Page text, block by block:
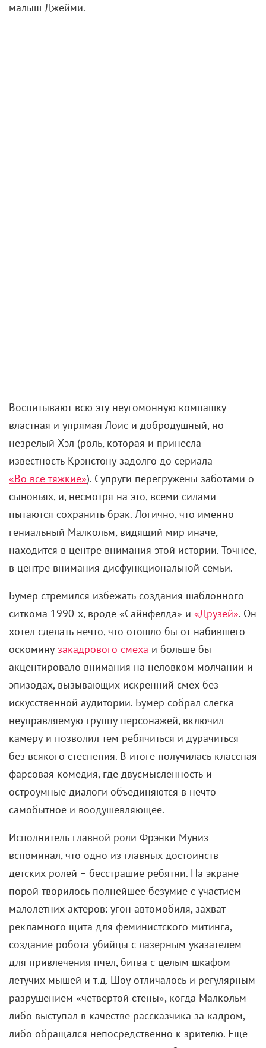
малыш Джейми.
Воспитывают всю эту неугомонную компашку
властная и упрямая Лоис и добродушный, но
незрелый Хэл (роль, которая и принесла
известность Крэнстону задолго до сериала
«Во все тяжкие»). Супруги перегружены заботами о
сыновьях, и, несмотря на это, всеми силами
пытаются сохранить брак. Логично, что именно
гениальный Малкольм, видящий мир иначе,
находится в центре внимания этой истории. Точнее,
в центре внимания дисфункциональной семьи.
Бумер стремился избежать создания шаблонного
ситкома 1990-х, вроде «Сайнфелда» и «Друзей». Он
хотел сделать нечто, что отошло бы от набившего
оскомину закадрового смеха и больше бы
акцентировало внимания на неловком молчании и
эпизодах, вызывающих искренний смех без
искусственной аудитории. Бумер собрал слегка
неуправляемую группу персонажей, включил
камеру и позволил тем ребячиться и дурачиться
без всякого стеснения. В итоге получилась классная
фарсовая комедия, где двусмысленность и
остроумные диалоги объединяются в нечто
самобытное и воодушевляющее.
Исполнитель главной роли Фрэнки Муниз
вспоминал, что одно из главных достоинств
детских ролей – бесстрашие ребятни. На экране
порой творилось полнейшее безумие с участием
малолетних актеров: угон автомобиля, захват
рекламного щита для феминистского митинга,
создание робота-убийцы с лазерным указателем
для привлечения пчел, битва с целым шкафом
летучих мышей и т.д. Шоу отличалось и регулярным
разрушением «четвертой стены», когда Малкольм
либо выступал в качестве рассказчика за кадром,
либо обращался непосредственно к зрителю. Еще